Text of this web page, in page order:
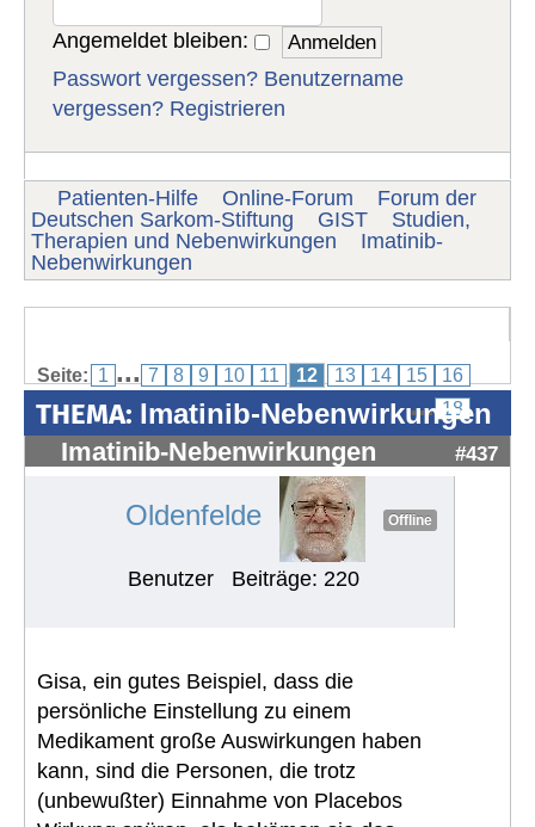
Angemeldet bleiben:
Passwort vergessen? Benutzername
vergessen? Registrieren
Patienten-Hilfe Online-Forum
Forum der
Deutschen Sarkom-Stiftung
GIST
Studien,
Therapien und Nebenwirkungen
Imatinib-
Nebenwirkungen
Seite: 1 ... 7 8 9 10 11 12 13 14 15 16
... 18
THEMA: Imatinib-Nebenwirkungen
Imatinib-Nebenwirkungen #437
Oldenfelde Offline
Benutzer Beiträge: 220
Gisa, ein gutes Beispiel, dass die
persönliche Einstellung zu einem
Medikament große Auswirkungen haben
kann, sind die Personen, die trotz
(unbewußter) Einnahme von Placebos